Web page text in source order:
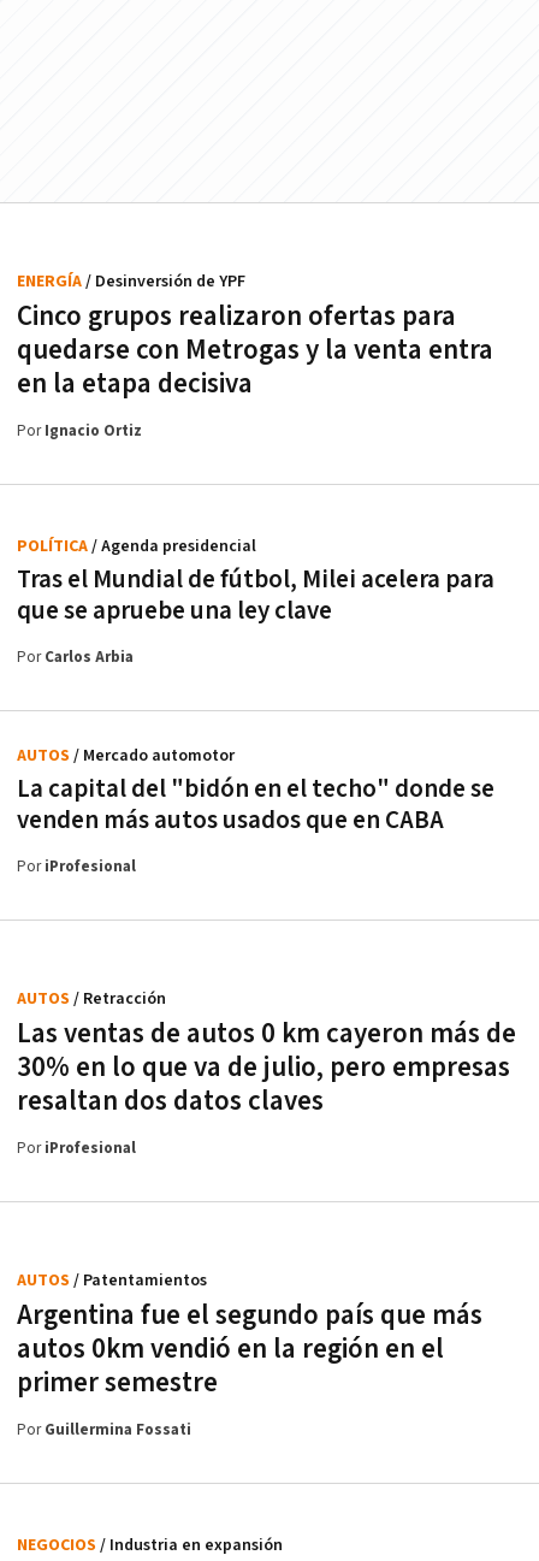
Cinco grupos realizaron ofertas para
quedarse con Metrogas y la venta entra
en la etapa decisiva
ENERGÍA/ Desinversión de YPF
PorIgnacio Ortiz
Tras el Mundial de fútbol, Milei acelera para
que se apruebe una ley clave
POLÍTICA/ Agenda presidencial
PorCarlos Arbia
La capital del "bidón en el techo" donde se
venden más autos usados que en CABA
AUTOS / Mercado automotor
PoriProfesional
Las ventas de autos 0 km cayeron más de
30% en lo que va de julio, pero empresas
resaltan dos datos claves
AUTOS / Retracción
PoriProfesional
Argentina fue el segundo país que más
autos 0km vendió en la región en el
primer semestre
AUTOS / Patentamientos
PorGuillermina Fossati
NEGOCIOS / Industria en expansión